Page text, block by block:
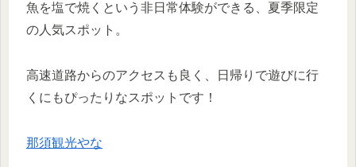
魚を塩で焼くという非日常体験ができる、夏季限定
の人気スポット。
高速道路からのアクセスも良く、日帰りで遊びに行
くにもぴったりなスポットです！
那須観光やな